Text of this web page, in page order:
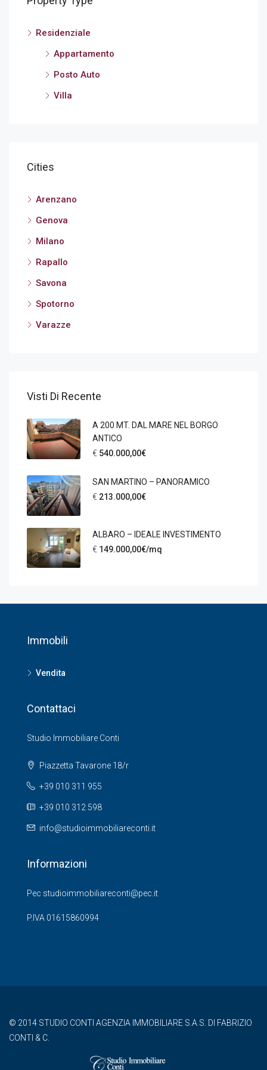
Residenziale
Appartamento
Posto Auto
Villa
Cities
Arenzano
Genova
Milano
Rapallo
Savona
Spotorno
Varazze
Visti Di Recente
A 200 MT. DAL MARE NEL BORGO
ANTICO
€ 540.000,00€
SAN MARTINO – PANORAMICO
€ 213.000,00€
ALBARO – IDEALE INVESTIMENTO
€ 149.000,00€/mq
Immobili
Vendita
Contattaci
Studio Immobiliare Conti
Piazzetta Tavarone 18/r
+39 010 311 955
+39 010 312 598
info@studioimmobiliareconti.it
Informazioni
Pec studioimmobiliareconti@pec.it
P.IVA 01615860994
© 2014 STUDIO CONTI AGENZIA IMMOBILIARE S.A.S. DI FABRIZIO
CONTI & C.